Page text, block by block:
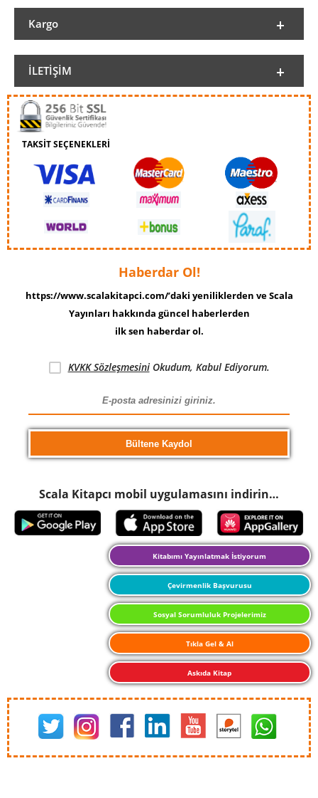
Kargo
İLETIŞIM
TAKSİT SEÇENEKLERİ
Haberdar Ol!
https://www.scalakitapci.com/’daki yeniliklerden ve Scala
Yayınları hakkında güncel haberlerden
ilk sen haberdar ol.
KVKK SözleşmesiniOkudum, Kabul Ediyorum.
Scala Kitapcı mobil uygulamasını indirin…
Kitabımı Yayınlatmak İstiyorum
Çevirmenlik Başvurusu
Sosyal Sorumluluk Projelerimiz
Tıkla Gel & Al
Askıda Kitap